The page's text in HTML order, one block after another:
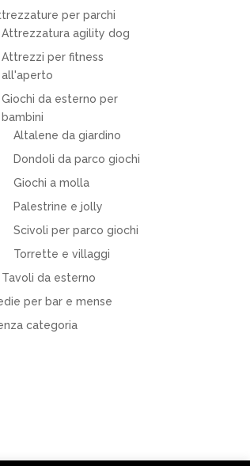
per parchi
Attrezzatura agility dog
Attrezzi per fitness
all'aperto
Giochi da esterno per
bambini
Altalene da giardino
Dondoli da parco giochi
Giochi a molla
Palestrine e jolly
Scivoli per parco giochi
Torrette e villaggi
Tavoli da esterno
per bar e mense
categoria